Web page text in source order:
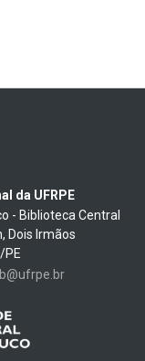
da UFRPE
- Biblioteca Central
Dois Irmãos
PE